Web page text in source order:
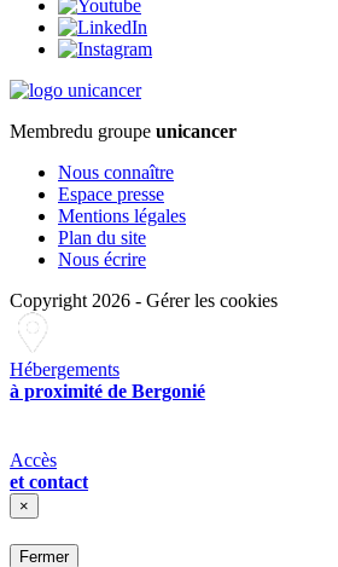
Membredu groupe unicancer
Nous connaître
Espace presse
Mentions légales
Plan du site
Nous écrire
Copyright 2026 - Gérer les cookies
Hébergements
à proximité de Bergonié
Accès
et contact
×
Fermer